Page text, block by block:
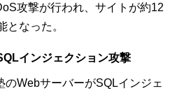
攻撃が行われ、サイトが約12
となった。
インジェクション攻撃
のWebサーバーがSQLインジェ